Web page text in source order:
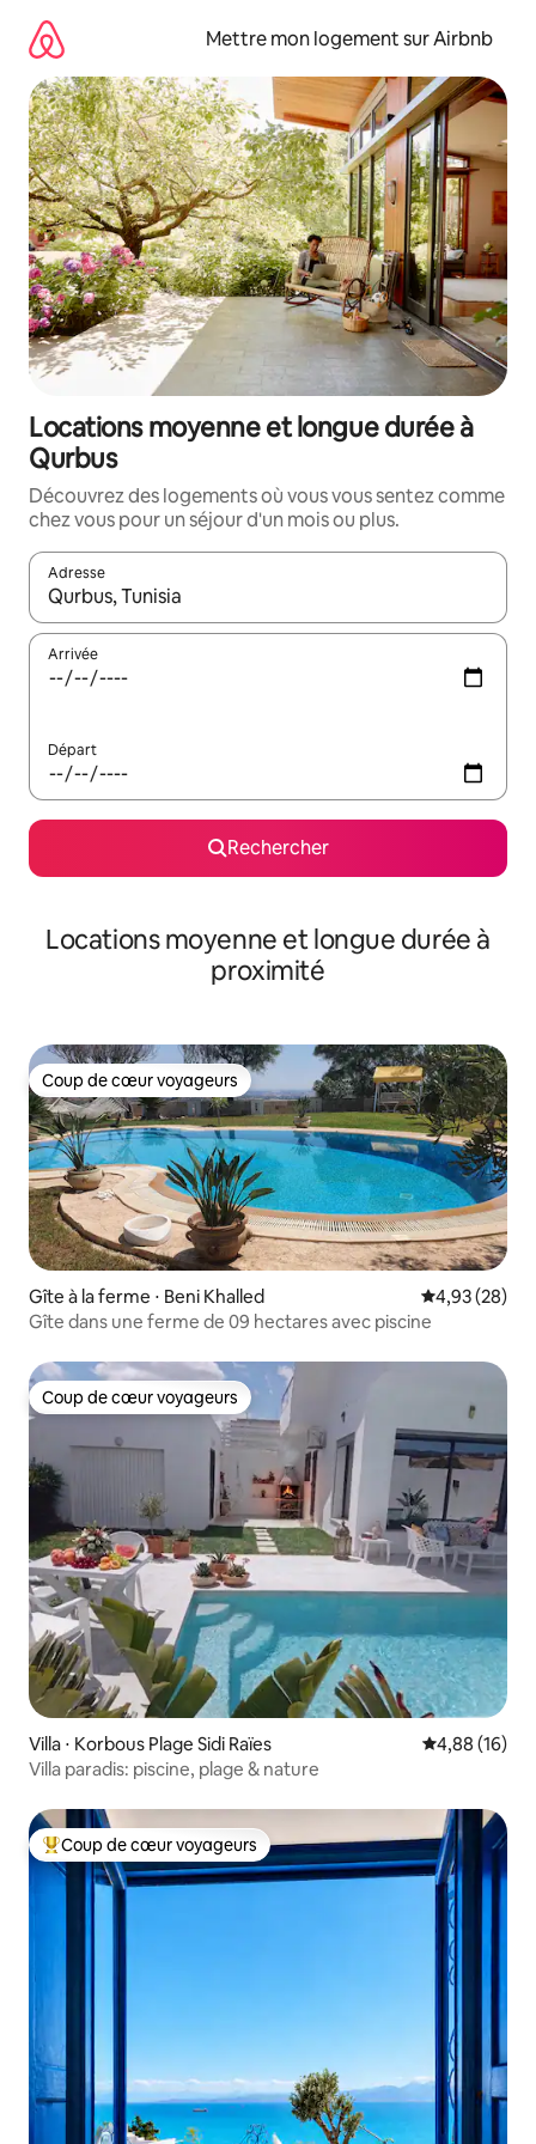
directement
contenu
Mettre mon logement sur Airbnb
Locations moyenne et longue durée à
Qurbus
Découvrez des logements où vous vous sentez comme
chez vous pour un séjour d'un mois ou plus.
Adresse
Lorsque les résultats s'affichent, utilisez les flèches vers le
Arrivée
Départ
Rechercher
Locations moyenne et longue durée à
proximité
Coup de cœur voyageurs
Coup de cœur voyageurs
Gîte à la ferme ⋅ Beni Khalled Évaluation
4,93 (28)
Gîte dans une ferme de 09 hectares avec piscine
Coup de cœur voyageurs
Coup de cœur voyageurs
Villa ⋅ Korbous Plage Sidi Raïes Évaluation
4,88 (16)
Villa paradis: piscine, plage & nature
Coups de cœur voyageurs les plus appréciés
Coup de cœur voyageurs